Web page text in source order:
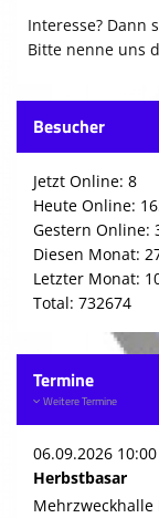
Interesse? Dann
Bitte nenne uns
Besucher
Jetzt Online: 8
Heute Online:
Gestern Online:
Diesen Monat:
Letzter Monat:
Total: 732674
Termine
Weitere Termine
06.09.2026 10:00
Herbstbasar